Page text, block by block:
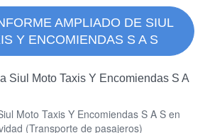
AMPLIADO DE SIUL
Y ENCOMIENDAS S A S
Siul Moto Taxis Y Encomiendas S A
Moto Taxis Y Encomiendas S A S en
(Transporte de pasajeros)